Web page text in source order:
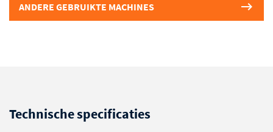
ANDERE GEBRUIKTE MACHINES
Technische specificaties